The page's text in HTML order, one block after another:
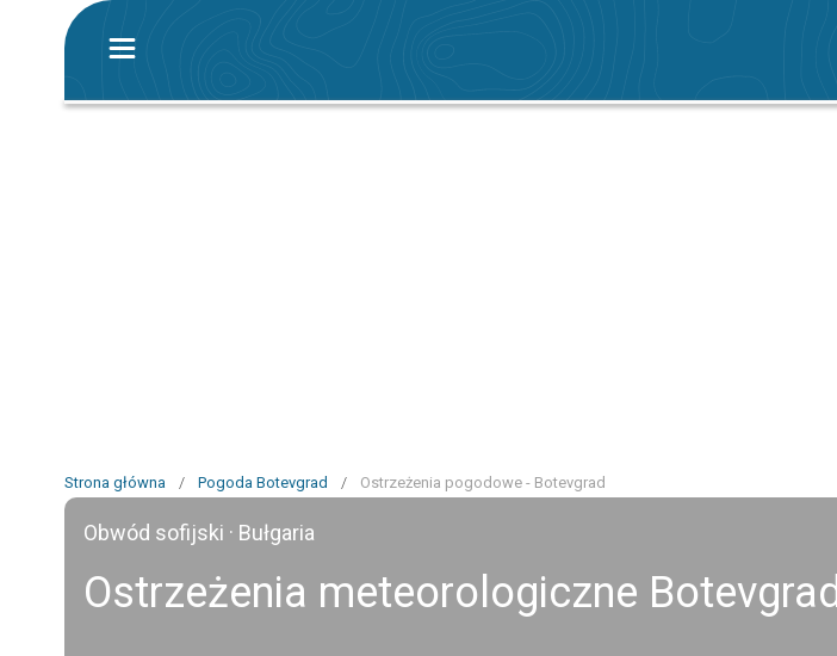
Strona główna / Pogoda Botevgrad / Ostrzeżenia pogodowe - Botevgrad
Obwód sofijski · Bułgaria
Ostrzeżenia meteorologiczne Botevgrad